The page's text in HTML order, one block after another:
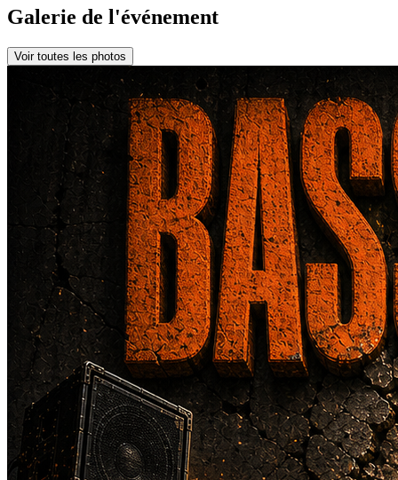
Galerie de l'événement
Voir toutes les photos